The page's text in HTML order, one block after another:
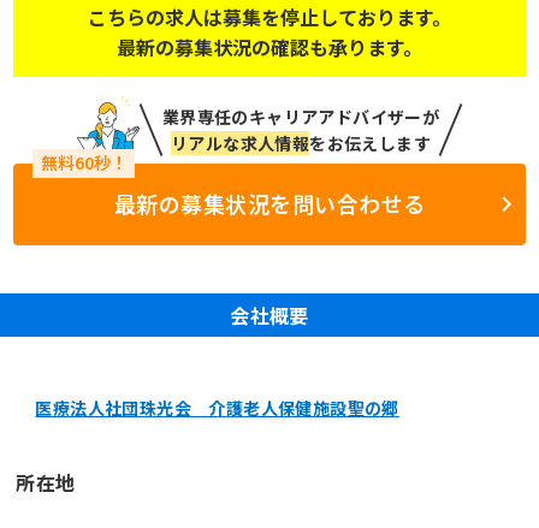
こちらの求人は募集を停止しております。
最新の募集状況の確認も承ります。
業界専任のキャリアアドバイザーが
リアルな求人情報をお伝えします
最新の募集状況を問い合わせる
会社概要
医療法人社団珠光会 介護老人保健施設聖の郷
所在地